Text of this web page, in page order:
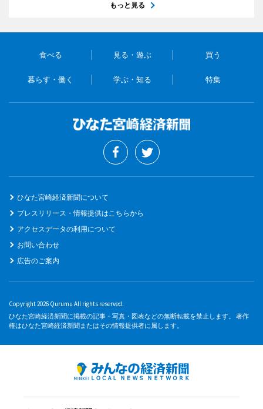
もっと見る
食べる 見る・遊ぶ 買う
暮らす・働く 学ぶ・知る 特集
ひなた宮崎経済新聞について
プレスリリース・情報提供はこちらから
アクセスデータの利用について
お問い合わせ
広告のご案内
Copyright 2026 Qurumu All rights reserved.
ひなた宮崎経済新聞に掲載の記事・写真・図表などの無断転載を禁止します。 著作
権はひなた宮崎経済新聞またはその情報提供者に属します。